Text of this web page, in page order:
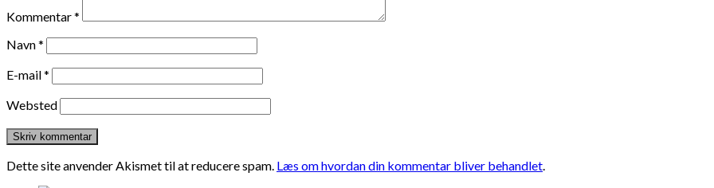
Kommentar*
Navn*
E-mail*
Websted
Dette site anvender Akismet til at reducere spam. Læs om hvordan din kommentar bliver behandlet.